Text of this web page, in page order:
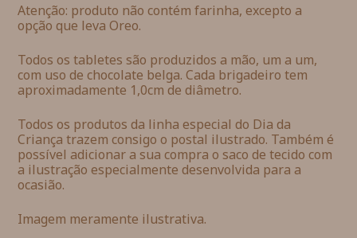
Atenção: produto não contém farinha, excepto a
opção que leva Oreo.
Todos os tabletes são produzidos a mão, um a um,
com uso de chocolate belga. Cada brigadeiro tem
aproximadamente 1,0cm de diâmetro.
Todos os produtos da linha especial do Dia da
Criança trazem consigo o postal ilustrado. Também é
possível adicionar a sua compra o saco de tecido com
a ilustração especialmente desenvolvida para a
ocasião.
Imagem meramente ilustrativa.